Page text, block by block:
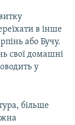
в інше
або Бучу.
свої домашні
у
більше